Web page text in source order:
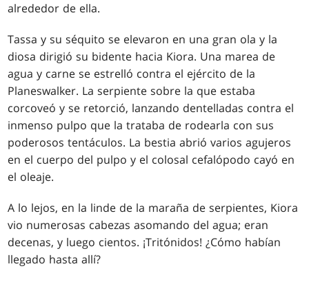
alrededor de ella.
Tassa y su séquito se elevaron en una gran ola y la
diosa dirigió su bidente hacia Kiora. Una marea de
agua y carne se estrelló contra el ejército de la
Planeswalker. La serpiente sobre la que estaba
corcoveó y se retorció, lanzando dentelladas contra el
inmenso pulpo que la trataba de rodearla con sus
poderosos tentáculos. La bestia abrió varios agujeros
en el cuerpo del pulpo y el colosal cefalópodo cayó en
el oleaje.
A lo lejos, en la linde de la maraña de serpientes, Kiora
vio numerosas cabezas asomando del agua; eran
decenas, y luego cientos. ¡Tritónidos! ¿Cómo habían
llegado hasta allí?